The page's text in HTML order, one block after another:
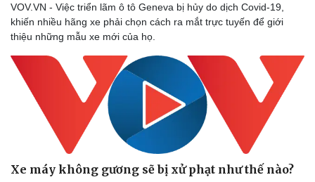
Doanh nghiệp
Thông tin doanh nghiệp
Doanh nhân
Công nghệ
Sành điệu
Trải nghiệm
VOV.VN - Việc triển lãm ô tô Geneva bị hủy do dịch Covid-19,
khiến nhiều hãng xe phải chọn cách ra mắt trực tuyến để giới
thiệu những mẫu xe mới của họ.
Xe máy không gương sẽ bị xử phạt như thế nào?